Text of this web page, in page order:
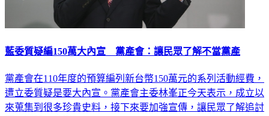
藍委質疑編150萬大內宣 黨產會：讓民眾了解不當黨產
黨產會在110年度的預算編列新台幣150萬元的系列活動經費，
遭立委質疑是要大內宣。黨產會主委林峯正今天表示，成立以
來蒐集到很多珍貴史料，接下來要加強宣傳，讓民眾了解追討